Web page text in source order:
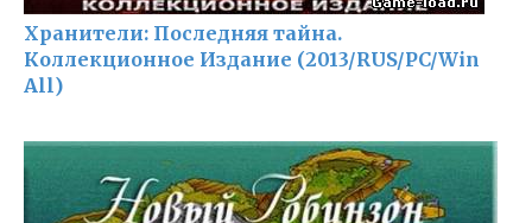
Хранители: Последняя тайна.
Коллекционное Издание (2013/RUS/PC/Win
All)